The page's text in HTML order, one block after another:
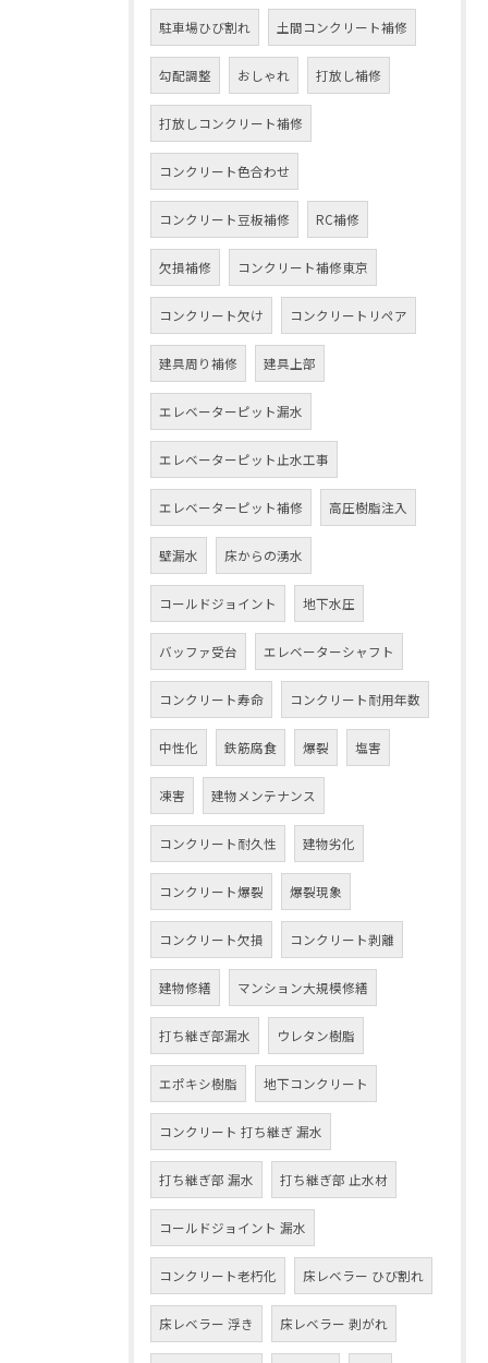
駐車場ひび割れ 土間コンクリート補修
勾配調整 おしゃれ 打放し補修
打放しコンクリート補修
コンクリート色合わせ
コンクリート豆板補修 RC補修
欠損補修 コンクリート補修東京
コンクリート欠け コンクリートリペア
建具周り補修 建具上部
エレベーターピット漏水
エレベーターピット止水工事
エレベーターピット補修 高圧樹脂注入
壁漏水 床からの湧水
コールドジョイント 地下水圧
バッファ受台 エレベーターシャフト
コンクリート寿命 コンクリート耐用年数
中性化 鉄筋腐食 爆裂 塩害
凍害 建物メンテナンス
コンクリート耐久性 建物劣化
コンクリート爆裂 爆裂現象
コンクリート欠損 コンクリート剥離
建物修繕 マンション大規模修繕
打ち継ぎ部漏水 ウレタン樹脂
エポキシ樹脂 地下コンクリート
コンクリート 打ち継ぎ 漏水
打ち継ぎ部 漏水 打ち継ぎ部 止水材
コールドジョイント 漏水
コンクリート老朽化 床レベラー ひび割れ
床レベラー 浮き 床レベラー 剥がれ